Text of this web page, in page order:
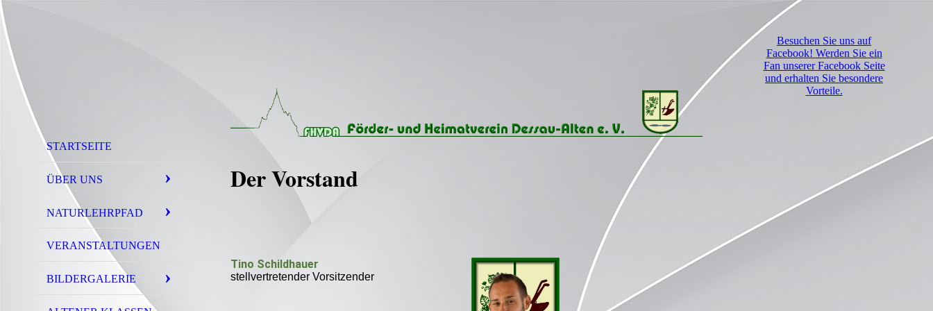
STARTSEITE
ÜBER UNS
NATURLEHRPFAD
VERANSTALTUNGEN
BILDERGALERIE
Der Vorstand
Tino Schildhauer
stellvertretender Vorsitzender
Besuchen Sie uns auf
Facebook! Werden Sie ein
Fan unserer Facebook Seite
und erhalten Sie besondere
Vorteile.